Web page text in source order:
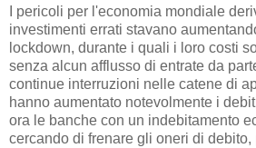
I pericoli per l'economia mondiale
investimenti errati stavano
lockdown, durante i quali i loro costi
senza alcun afflusso di entrate da
continue interruzioni nelle catene di
hanno aumentato notevolmente i
ora le banche con un indebitamento
cercando di frenare gli oneri di